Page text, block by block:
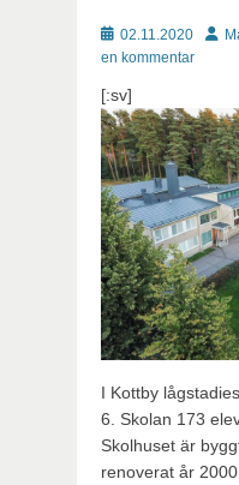
Publicerat
02.11.2020
en kommentar
[:sv]
I Kottby
6. Skolan 173
Skolhuset är
renoverat år